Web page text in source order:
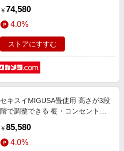
85-BK-SD [セミダブルサイズ]
￥ 74,580
4.0%
ストアにすすむ
セキスイMIGUSA畳使用 高さが3段
階で調整できる 棚・コンセント・
316-56-BR-D [ダブルサイズ]
￥ 85,580
4.0%